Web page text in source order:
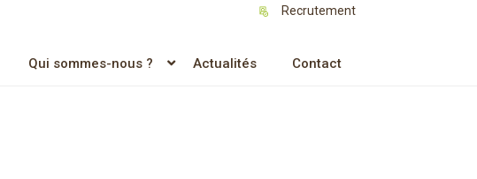
Recrutement
Qui sommes-nous ? Actualités Contact